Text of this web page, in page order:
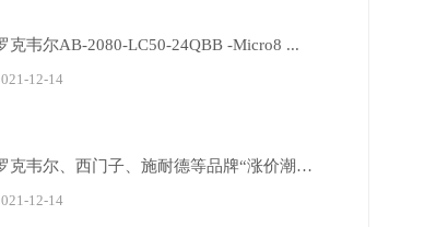
克韦尔AB-2080-LC50-24QBB -Micro8 ...
12-14
罗克韦尔、西门子、施耐德等品牌“涨价潮”全面袭来，您收到通知 ...
12-14